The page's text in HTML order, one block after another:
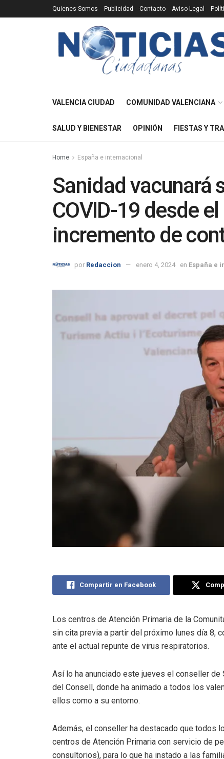
Quienes Somos Publicidad Contacto Aviso Legal
VALENCIA CIUDAD COMUNIDAD VALENCIANA
SALUD Y BIENESTAR OPINIÓN FIESTAS Y
Home España e internacional
Sanidad vacunará
COVID-19 desde
incremento de
por Redaccion enero 4, 2024 en España e
Compartir en Facebook
Los centros de Atención Primaria de la
sin cita previa a partir del próximo lunes día 8,
ante el actual repunte de virus respiratorios.
Así lo ha anunciado este jueves el conseller de
del Consell, donde ha animado a todos los
ellos como a su entorno.
Además, el conseller ha destacado que todos
centros de Atención Primaria con servicio de
consultorios), para lo que ha instado a las